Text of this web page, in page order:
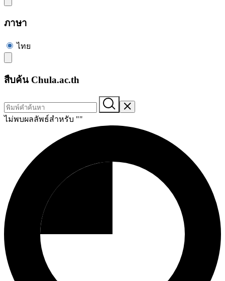
ภาษา
ไทย
สืบค้น Chula.ac.th
ไม่พบผลลัพธ์สำหรับ ""